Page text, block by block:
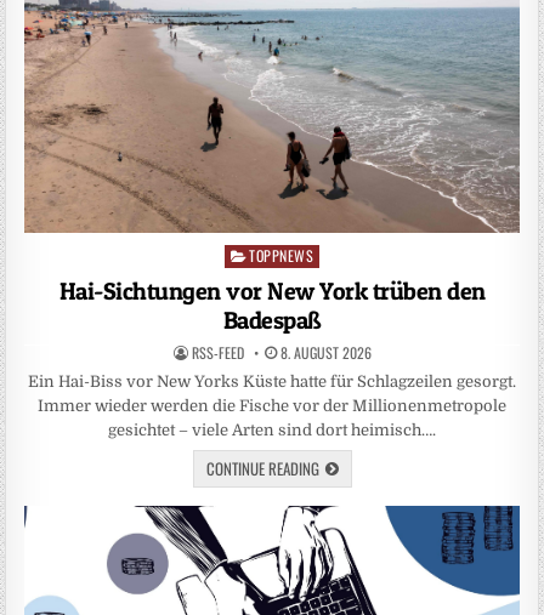
Posted
TOPPNEWS
Hai-Sichtungen vor New York trüben den
Badespaß
RSS-FEED 8. AUGUST 2026
Ein Hai-Biss vor New Yorks Küste hatte für Schlagzeilen gesorgt.
Immer wieder werden die Fische vor der Millionenmetropole
gesichtet – viele Arten sind dort heimisch….
CONTINUE READING